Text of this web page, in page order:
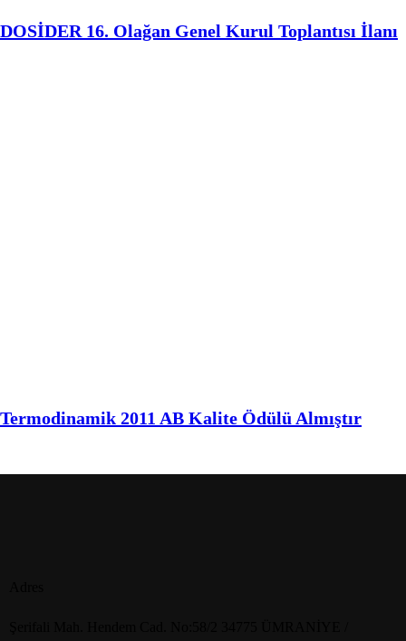
DOSİDER 16. Olağan Genel Kurul Toplantısı İlanı
Termodinamik 2011 AB Kalite Ödülü Almıştır